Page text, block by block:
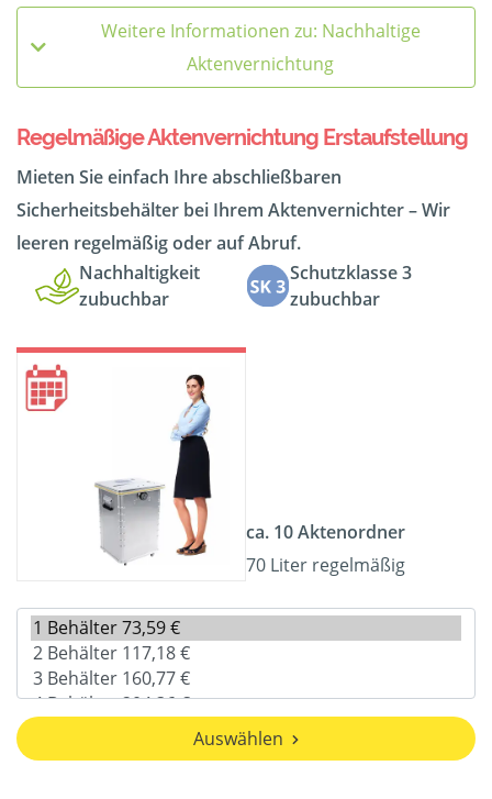
Weitere Informationen zu: Nachhaltige
Aktenvernichtung
Regelmäßige Aktenvernichtung Erstaufstellung
Mieten Sie einfach Ihre abschließbaren
Sicherheitsbehälter bei Ihrem Aktenvernichter – Wir
leeren regelmäßig oder auf Abruf.
Nachhaltigkeit
zubuchbar
Schutzklasse 3
zubuchbar
ca. 10 Aktenordner
70 Liter regelmäßig
Auswählen